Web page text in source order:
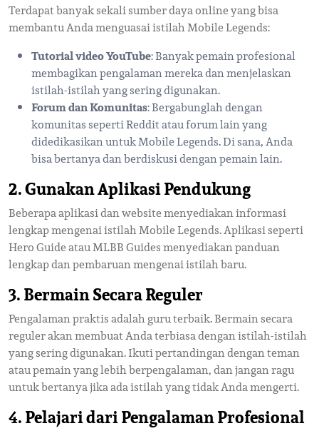
Terdapat banyak sekali sumber daya online yang bisa
membantu Anda menguasai istilah Mobile Legends:
Tutorial video YouTube: Banyak pemain profesional
membagikan pengalaman mereka dan menjelaskan
istilah-istilah yang sering digunakan.
Forum dan Komunitas: Bergabunglah dengan
komunitas seperti Reddit atau forum lain yang
didedikasikan untuk Mobile Legends. Di sana, Anda
bisa bertanya dan berdiskusi dengan pemain lain.
2.Gunakan Aplikasi Pendukung
Beberapa aplikasi dan website menyediakan informasi
lengkap mengenai istilah Mobile Legends. Aplikasi seperti
Hero Guide atau MLBB Guides menyediakan panduan
lengkap dan pembaruan mengenai istilah baru.
3.Bermain Secara Reguler
Pengalaman praktis adalah guru terbaik. Bermain secara
reguler akan membuat Anda terbiasa dengan istilah-istilah
yang sering digunakan. Ikuti pertandingan dengan teman
atau pemain yang lebih berpengalaman, dan jangan ragu
untuk bertanya jika ada istilah yang tidak Anda mengerti.
4.Pelajari dari Pengalaman Profesional